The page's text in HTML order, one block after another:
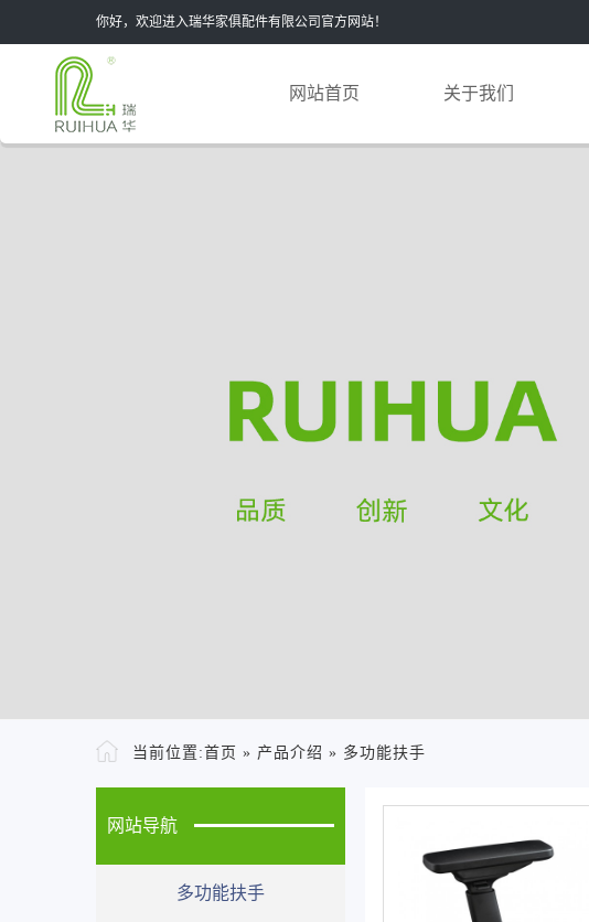
你好，欢迎进入瑞华家俱配件有限公司官方网站！
网站首页 关于我们
当前位置:首页 » 产品介绍 » 多功能扶手
网站导航
多功能扶手